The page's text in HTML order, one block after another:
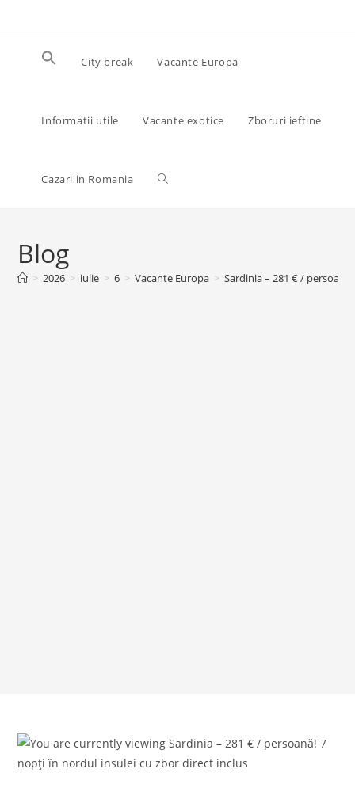
City break Vacante Europa
Informatii utile Vacante exotice Zboruri ieftine
Cazari in Romania Toggle
Blog
> 2026 > iulie > 6 > Vacante Europa > Sardinia – 281 € /